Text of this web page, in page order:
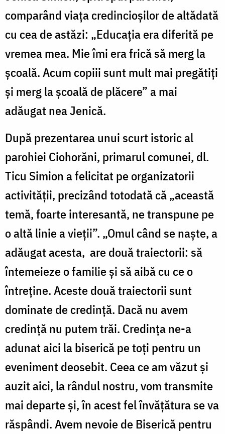
comparând viaţa credincioşilor de altădată
cu cea de astăzi: „Educaţia era diferită pe
vremea mea. Mie îmi era frică să merg la
şcoală. Acum copiii sunt mult mai pregătiţi
şi merg la şcoală de plăcere” a mai
adăugat nea Jenică.
După prezentarea unui scurt istoric al
parohiei Ciohorăni, primarul comunei, dl.
Ticu Simion a felicitat pe organizatorii
activităţii, precizând totodată că „această
temă, foarte interesantă, ne transpune pe
o altă linie a vieţii”. „Omul când se naşte, a
adăugat acesta, are două traiectorii: să
întemeieze o familie şi să aibă cu ce o
întreţine. Aceste două traiectorii sunt
dominate de credinţă. Dacă nu avem
credinţă nu putem trăi. Credinţa ne-a
adunat aici la biserică pe toţi pentru un
eveniment deosebit. Ceea ce am văzut şi
auzit aici, la rândul nostru, vom transmite
mai departe şi, în acest fel învăţătura se va
răspândi. Avem nevoie de Biserică pentru